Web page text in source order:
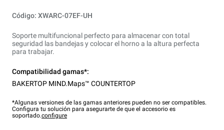
Código: XWARC-07EF-UH
Soporte multifuncional perfecto para almacenar con total
seguridad las bandejas y colocar el horno a la altura perfecta
para trabajar.
Compatibilidad gamas*:
BAKERTOP MIND.Maps™ COUNTERTOP
*Algunas versiones de las gamas anteriores pueden no ser compatibles.
Configura tu solución para asegurarte de que el accesorio es
soportado.configure